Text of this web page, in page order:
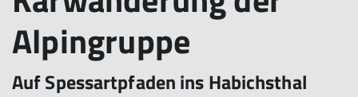
Alpingruppe
Auf Spessartpfaden ins Habichsthal